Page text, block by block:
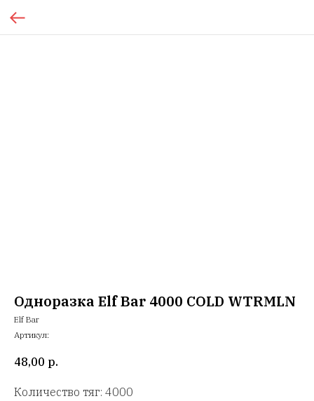
Одноразка Elf Bar 4000 COLD WTRMLN
Elf Bar
Артикул:
48,00 р.
Количество тяг: 4000